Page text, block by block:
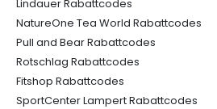
Lindauer Rabattcodes
NatureOne Tea World Rabattcodes
Pull and Bear Rabattcodes
Rotschlag Rabattcodes
Fitshop Rabattcodes
SportCenter Lampert Rabattcodes